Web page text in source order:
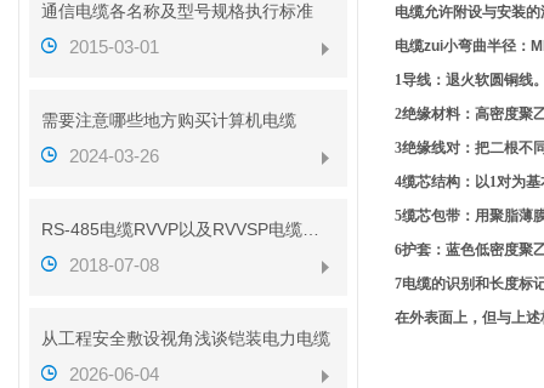
通信电缆各名称及型号规格执行标准
2015-03-01
需要注意哪些地方购买计算机电缆
2024-03-26
2018-07-08
从工程安全敷设视角浅谈铠装电力电缆
2026-06-04
电缆允许附设与安装
电缆zui小弯曲半径：
1导线：退火软圆铜线
2绝缘材料：高密度聚
3绝缘线对：把二根不
4缆芯结构：以1对为基
5缆芯包带：用聚脂薄
6护套：蓝色低密度聚
7电缆的识别和长度标
在外表面上，但与上